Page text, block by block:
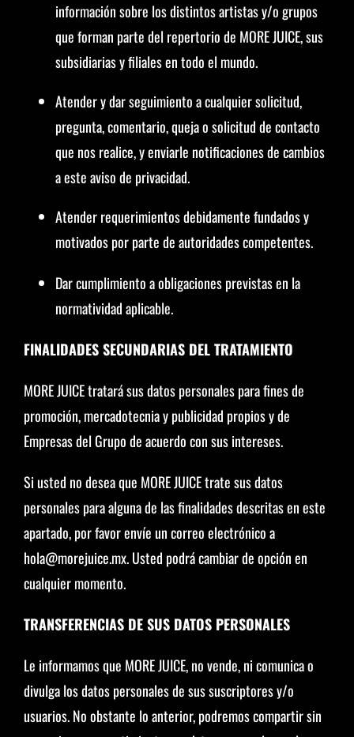
información sobre los distintos artistas y/o grupos
que forman parte del repertorio de MORE JUICE, sus
subsidiarias y filiales en todo el mundo.
Atender y dar seguimiento a cualquier solicitud,
pregunta, comentario, queja o solicitud de contacto
que nos realice, y enviarle notificaciones de cambios
a este aviso de privacidad.
Atender requerimientos debidamente fundados y
motivados por parte de autoridades competentes.
Dar cumplimiento a obligaciones previstas en la
normatividad aplicable.
FINALIDADES SECUNDARIAS DEL TRATAMIENTO
MORE JUICE tratará sus datos personales para fines de
promoción, mercadotecnia y publicidad propios y de
Empresas del Grupo de acuerdo con sus intereses.
Si usted no desea que MORE JUICE trate sus datos
personales para alguna de las finalidades descritas en este
apartado, por favor envíe un correo electrónico a
hola@morejuice.mx. Usted podrá cambiar de opción en
cualquier momento.
TRANSFERENCIAS DE SUS DATOS PERSONALES
Le informamos que MORE JUICE, no vende, ni comunica o
divulga los datos personales de sus suscriptores y/o
usuarios. No obstante lo anterior, podremos compartir sin